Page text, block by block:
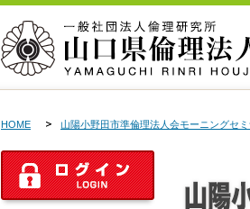
HOME 山陽小野田市準倫理法人会モーニングセ